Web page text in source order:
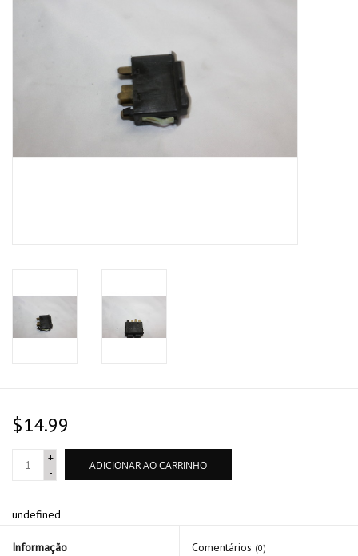
$14.99
+
-
ADICIONAR AO CARRINHO
undefined
Informação Comentários (0)